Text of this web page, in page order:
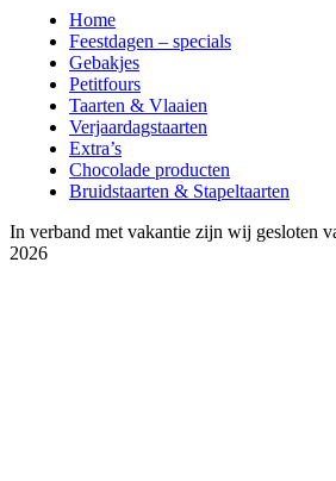
Home
Feestdagen – specials
Gebakjes
Petitfours
Taarten & Vlaaien
Verjaardagstaarten
Extra’s
Chocolade producten
Bruidstaarten & Stapeltaarten
In verband met vakantie zijn wij gesloten
2026